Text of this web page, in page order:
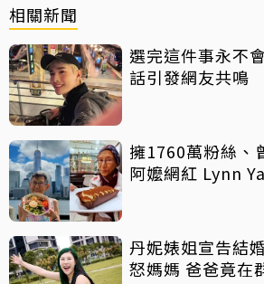
相關新聞
選完這件事永不
話引發網友共鳴
擁1760萬粉絲、
阿嬤網紅 Lynn
丹妮婊姐宣告結
怒媽媽 爸爸竟在